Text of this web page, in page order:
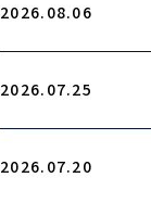
2026.08.06
2026.07.25
2026.07.20